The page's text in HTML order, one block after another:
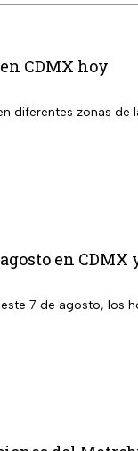
CDMX hoy
diferentes zonas de
en CDMX
7 de agosto, los